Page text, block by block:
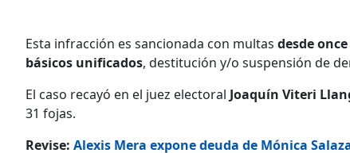
Esta infracción es sancionada con multas desde
básicos unificados, destitución y/o suspensión de
El caso recayó en el juez electoral Joaquín Viteri
31 fojas.
Revise: Alexis Mera expone deuda de Mónica